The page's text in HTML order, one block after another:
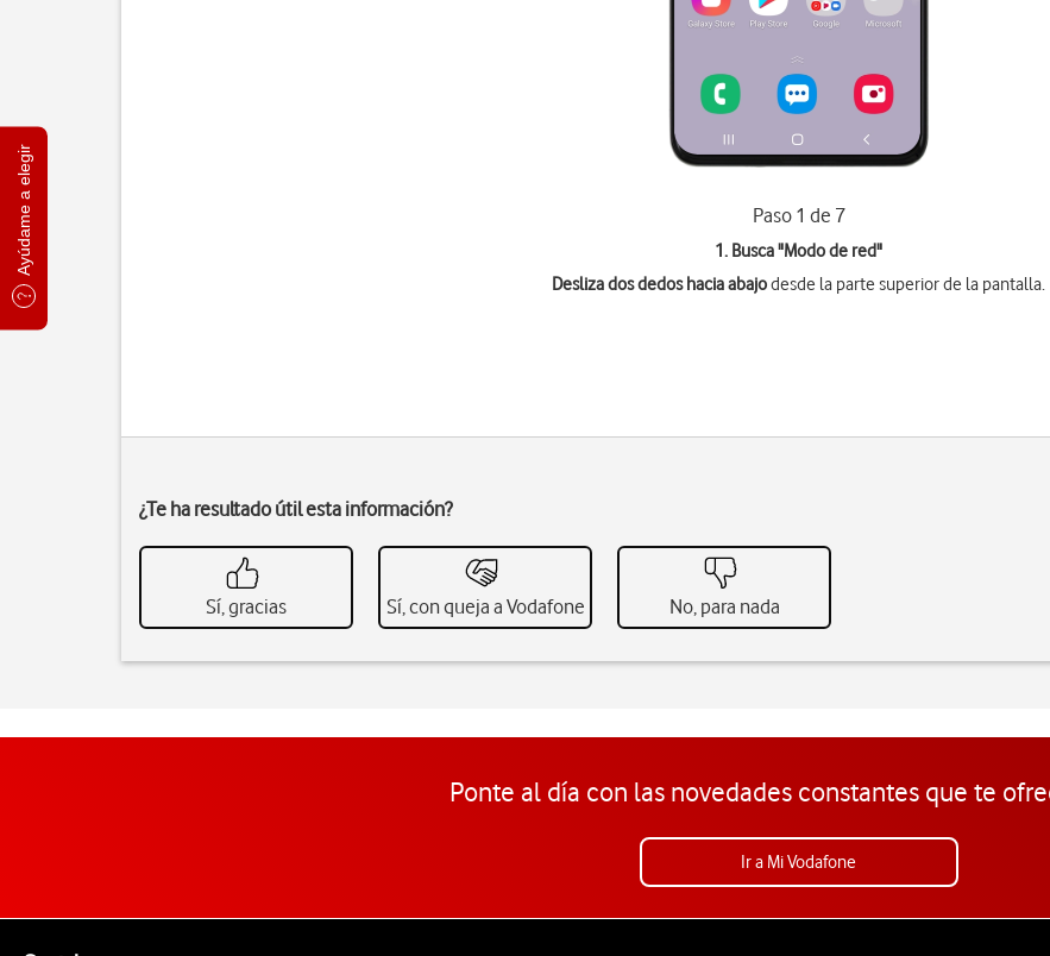
Ayúdame a elegir Paso 1 de 7
1. Busca "Modo de red"
Desliza dos dedos hacia abajodesde la parte superior de la pantalla.
¿Te ha resultado útil esta información?
Sí, gracias Sí, con queja a Vodafone No, para nada
Ponte al día con las novedades constantes que te
Ir a Mi Vodafone